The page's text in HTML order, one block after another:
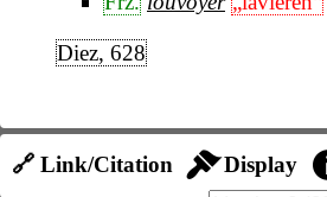
Diez, 628
🔗 Link/Citation Display